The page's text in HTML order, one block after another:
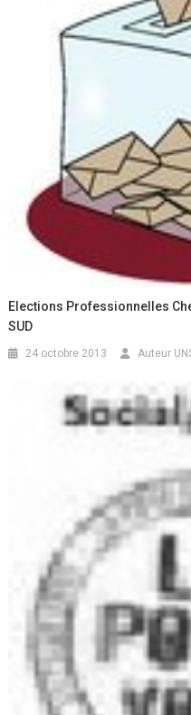
Elections Professionnelles
SUD
24 octobre 2013 Auteur